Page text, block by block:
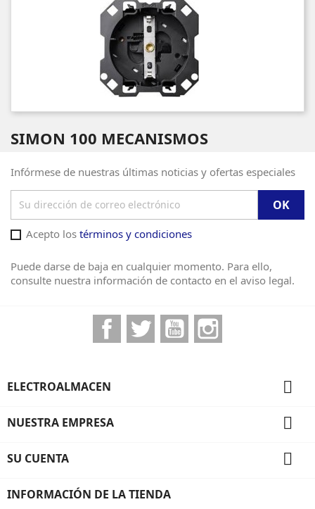
SIMON 100 MECANISMOS
Infórmese de nuestras últimas noticias y ofertas especiales
Acepto los términos y condiciones
Puede darse de baja en cualquier momento. Para ello,
consulte nuestra información de contacto en el aviso legal.
FacebookTwitter YouTube
ELECTROALMACEN 
NUESTRA EMPRESA 
SU CUENTA 
INFORMACIÓN DE LA TIENDA